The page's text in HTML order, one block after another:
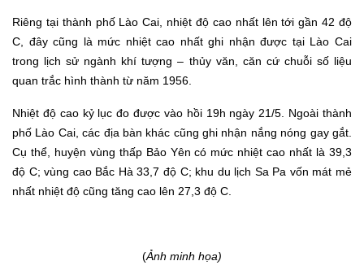
Riêng tại thành phố Lào Cai, nhiệt độ cao nhất lên tới gần 42 độ
C, đây cũng là mức nhiệt cao nhất ghi nhận được tại Lào Cai
trong lịch sử ngành khí tượng – thủy văn, căn cứ chuỗi số liệu
quan trắc hình thành từ năm 1956.
Nhiệt độ cao kỷ lục đo được vào hồi 19h ngày 21/5. Ngoài thành
phố Lào Cai, các địa bàn khác cũng ghi nhận nắng nóng gay gắt.
Cụ thể, huyện vùng thấp Bảo Yên có mức nhiệt cao nhất là 39,3
độ C; vùng cao Bắc Hà 33,7 độ C; khu du lịch Sa Pa vốn mát mẻ
nhất nhiệt độ cũng tăng cao lên 27,3 độ C.
(Ảnh minh họa)